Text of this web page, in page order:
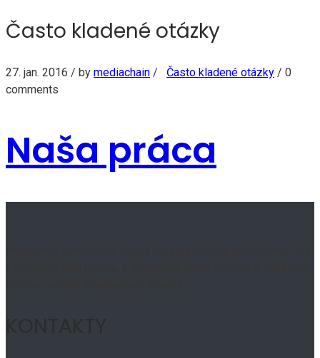
Často kladené otázky
27. jan. 2016 / by mediachain / Často kladené otázky / 0
comments
Naša práca